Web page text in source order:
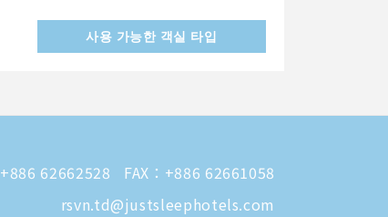
사용 가능한 객실 타입
+886 62662528
FAX：+886 62661058
rsvn.td@justsleephotels.com